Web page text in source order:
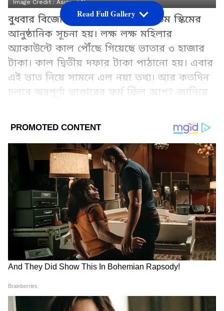
Image Credit : Asianet News
বুধবার বিজেপি সরকারের আনা অন্যতম স্কিমের
আনুষ্ঠানিক সূচনা হয়। লক্ষ লক্ষ মহিলার
অ্যাকাউন্টে কাল পৌঁছে গিয়েছে ভাতার ৩ হাজার
টাকা। কাল দ্বিতীয় দফার টাকা পাঠানো হয়। এবার
এই ভাত নিয়ে সামনে এল নয়া তথ্য। আর কতদিন
চলবে অন্নপূর্ণা ভাণ্ডারের ফর্ম ফিল আপ? জানিয়ে
Source
Image Credit : Asianet News
সরকারি ঘোষণা অনুসারে, এদিন দুপুরে ১ কোটি ৩০
লক্ষের বেশি আবেদনকারীর ব্যাঙ্ক অ্যাকাউন্টে যায়
Read Full Gallery